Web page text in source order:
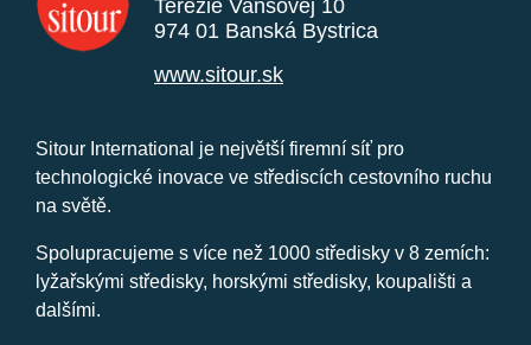
Terézie Vansovej 10
974 01 Banská Bystrica
www.sitour.sk
Sitour International je největší firemní síť pro
technologické inovace ve střediscích cestovního ruchu
na světě.
Spolupracujeme s více než 1000 středisky v 8 zemích:
lyžařskými středisky, horskými středisky, koupališti a
dalšími.